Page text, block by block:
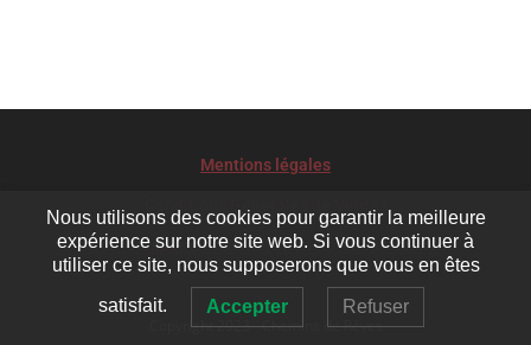
Mentions légales
Le développement durable pour Chemins de rêves
Copyright 2023 - Chemins de Rêves
Nous utilisons des cookies pour garantir la meilleure
expérience sur notre site web. Si vous continuer à
utiliser ce site, nous supposerons que vous en êtes
satisfait. Accepter Refuser